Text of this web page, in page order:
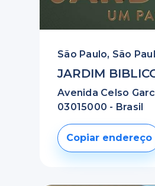
São Paulo, São
JARDIM
Avenida Celso
03015000 - Brasil
Copiar endereço